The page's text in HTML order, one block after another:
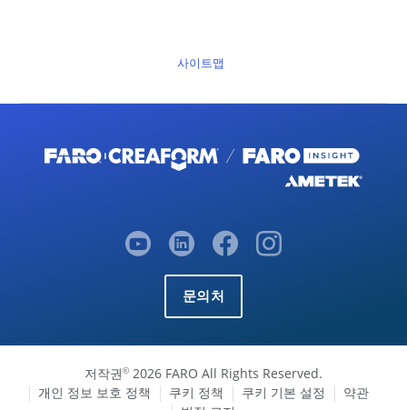
사이트맵
문의처
저작권© 2026 FARO All Rights Reserved.
개인 정보 보호 정책
쿠키 정책 쿠키 기본 설정
약관